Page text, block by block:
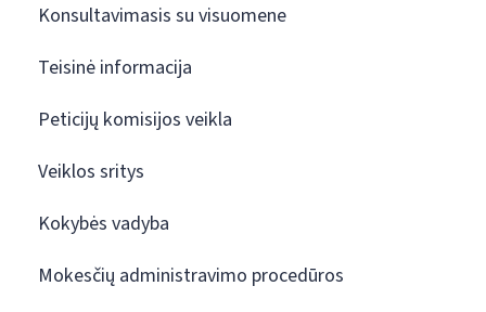
Konsultavimasis su visuomene
Teisinė informacija
Peticijų komisijos veikla
Veiklos sritys
Kokybės vadyba
Mokesčių administravimo procedūros